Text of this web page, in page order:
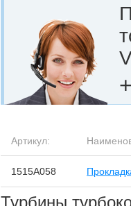
Артикул:
1515A058
Турбины